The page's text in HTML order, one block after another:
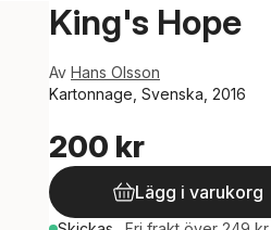
King's Hope
Av Hans Olsson
Kartonnage, Svenska, 2016
200 kr
Lägg i varukorg